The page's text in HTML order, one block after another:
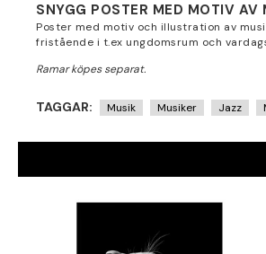
SNYGG POSTER MED MOTIV AV
Poster med motiv och illustration av
fristående i t.ex ungdomsrum och
TAGGAR: Musik Musiker Jazz